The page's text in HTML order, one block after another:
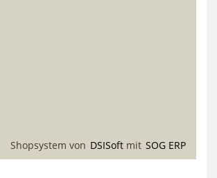
Shopsystem von DSISoft mit SOG ERP